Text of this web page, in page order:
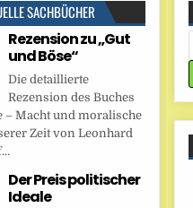
SACHBÜCHER
Rezension zu „Gut
und Böse“
Die detaillierte
Rezension des Buches
– Macht und moralische
Zeit von Leonhard
Der Preis politischer
Ideale